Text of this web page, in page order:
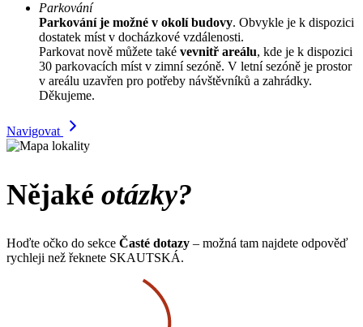
Parkování
Parkování je možné v okolí budovy. Obvykle je k dispozici
dostatek míst v docházkové vzdálenosti.
Parkovat nově můžete také vevnitř areálu, kde je k dispozici
30 parkovacích míst v zimní sezóně. V letní sezóně je prostor
v areálu uzavřen pro potřeby návštěvníků a zahrádky.
Děkujeme.
Navigovat
Nějaké otázky?
Hoďte očko do sekce Časté dotazy – možná tam najdete odpověď
rychleji než řeknete SKAUTSKÁ.